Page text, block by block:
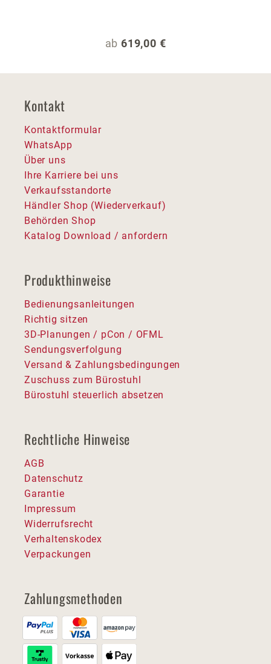
Regulärer Preis:
ab 619,00 €
Kontakt
Kontaktformular
WhatsApp
Über uns
Ihre Karriere bei uns
Verkaufsstandorte
Händler Shop (Wiederverkauf)
Behörden Shop
Katalog Download / anfordern
Produkthinweise
Bedienungsanleitungen
Richtig sitzen
3D-Planungen / pCon / OFML
Sendungsverfolgung
Versand & Zahlungsbedingungen
Zuschuss zum Bürostuhl
Bürostuhl steuerlich absetzen
Rechtliche Hinweise
AGB
Datenschutz
Garantie
Impressum
Widerrufsrecht
Verhaltenskodex
Verpackungen
Zahlungsmethoden